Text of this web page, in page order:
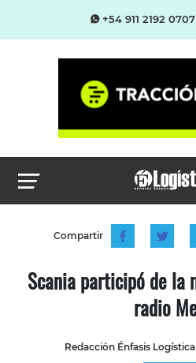
+54 911 2192 0707
Compartir
Scania participó de la
radio
Redacción Énfasis Logística